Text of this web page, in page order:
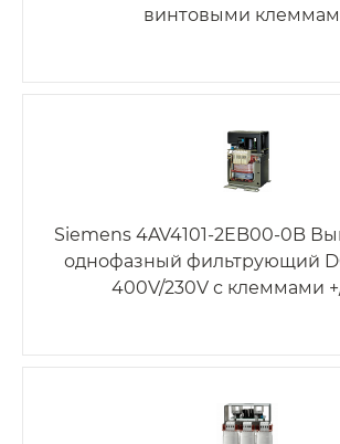
винтовыми
Siemens 4AV4101-2EB00-0B
однофазный фильтрующий
400V/230V с клеммами